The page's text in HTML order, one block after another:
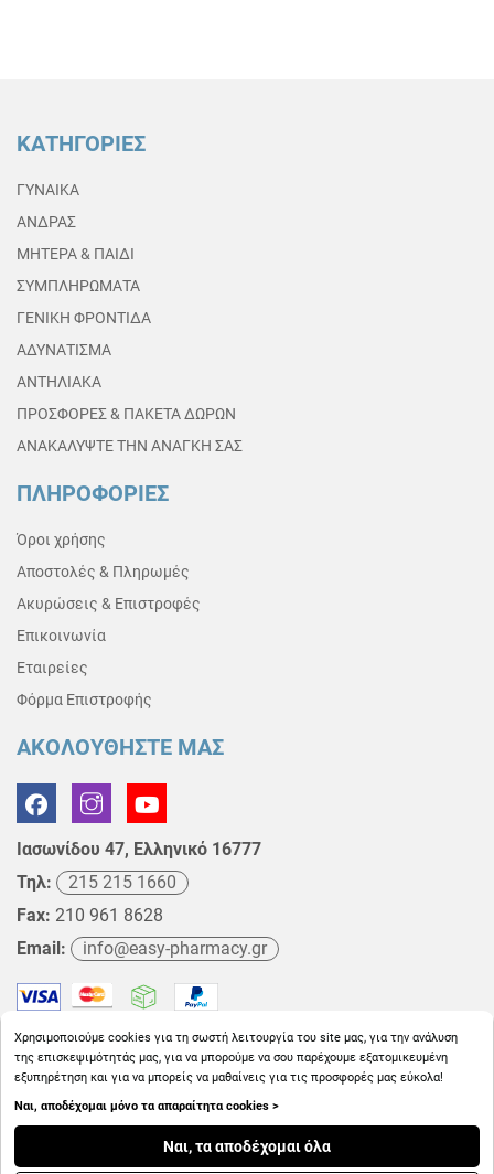
ΚΑΤΗΓΟΡΙΕΣ
ΓΥΝΑΙΚΑ
ΑΝΔΡΑΣ
ΜΗΤΕΡΑ & ΠΑΙΔΙ
ΣΥΜΠΛΗΡΩΜΑΤΑ
ΓΕΝΙΚΗ ΦΡΟΝΤΙΔΑ
ΑΔΥΝΑΤΙΣΜΑ
ΑΝΤΗΛΙΑΚΑ
ΠΡΟΣΦΟΡΕΣ & ΠΑΚΕΤΑ ΔΩΡΩΝ
ΑΝΑΚΑΛΥΨΤΕ ΤΗΝ ΑΝΑΓΚΗ ΣΑΣ
ΠΛΗΡΟΦΟΡΙΕΣ
Όροι χρήσης
Αποστολές & Πληρωμές
Ακυρώσεις & Επιστροφές
Επικοινωνία
Εταιρείες
Φόρμα Επιστροφής
ΑΚΟΛΟΥΘΗΣΤΕ ΜΑΣ
Ιασωνίδου 47, Ελληνικό 16777
Τηλ:
215 215 1660
Fax: 210 961 8628
Email:
info@easy-pharmacy.gr
Copyright © 2026EasyPharmacy.gr
Χρησιμοποιούμε cookies για τη σωστή λειτουργία του site μας, για την ανάλυση
της επισκεψιμότητάς μας, για να μπορούμε να σου παρέχουμε εξατομικευμένη
εξυπηρέτηση και για να μπορείς να μαθαίνεις για τις προσφορές μας εύκολα!
Ναι, αποδέχομαι μόνο τα απαραίτητα cookies >
Ναι, τα αποδέχομαι όλα